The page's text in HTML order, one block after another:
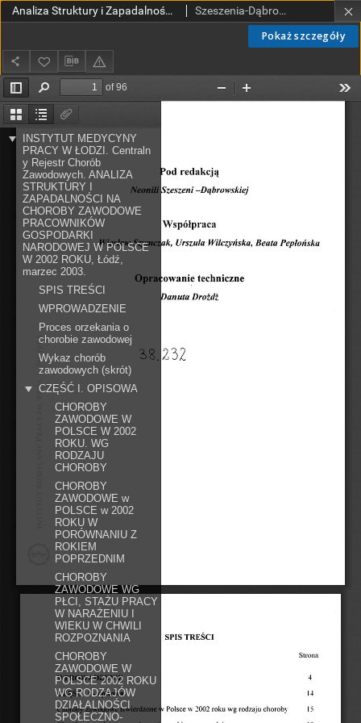
Pokaż szczegóły
Analiza Struktury i Zapadalności na Choroby Zawodowe Pracowników Gospodarki Narodowej w Polsce w 2002 Roku Szeszenia-Dąbrowska, Neonila; Wilczyńska, Urszula; Szymczak, Wiesław; Pepłońska, Beata